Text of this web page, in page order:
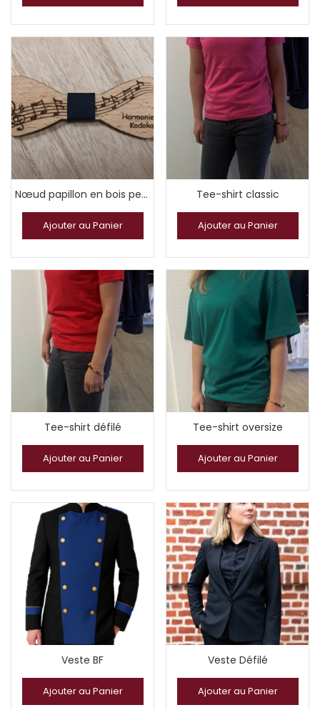
Nœud papillon en bois personnalisable
Ajouter au Panier
Tee-shirt classic
Ajouter au Panier
Tee-shirt défilé
Ajouter au Panier
Tee-shirt oversize
Ajouter au Panier
Veste BF
Ajouter au Panier
Veste Défilé
Ajouter au Panier